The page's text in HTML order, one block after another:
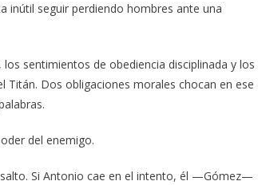
inútil seguir perdiendo hombres ante una
sentimientos de obediencia disciplinada y los
Dos obligaciones morales chocan en ese
del enemigo.
Si Antonio cae en el intento, él —Gómez—